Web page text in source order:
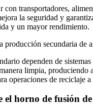
transportadores,
la seguridad y
y un mayor rendimiento.
producción secundaria de
dependen de
limpia,
operaciones de reciclaje a
el horno de fusión